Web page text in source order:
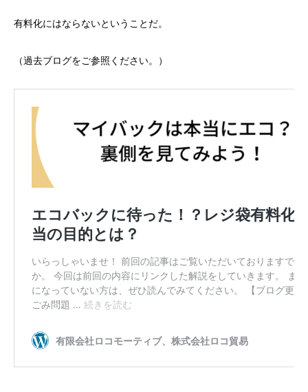
有料化にはならないということだ。
（過去ブログをご参照ください。）